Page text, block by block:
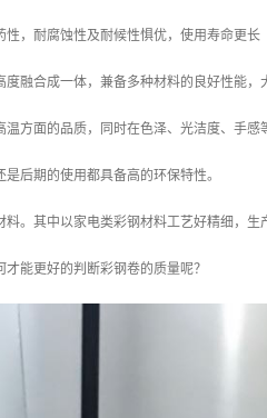
，耐腐蚀性及耐候性惧优，使用寿命更长
融合成一体，兼备多种材料的良好性能
方面的品质，同时在色泽、光洁度、手
后期的使用都具备高的环保特性。
。其中以家电类彩钢材料工艺好精细，生
能更好的判断彩钢卷的质量呢？